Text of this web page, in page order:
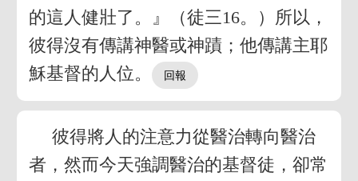
的這人健壯了。』（徒三16。）所以，
彼得沒有傳講神醫或神蹟；他傳講主耶
穌基督的人位。
彼得將人的注意力從醫治轉向醫治
者，然而今天強調醫治的基督徒，卻常